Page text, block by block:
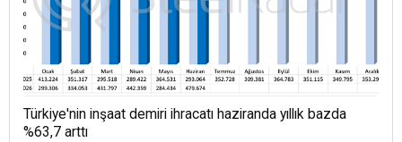
Türkiye'nin inşaat demiri ihracatı haziranda yıllık bazda
%63,7 arttı